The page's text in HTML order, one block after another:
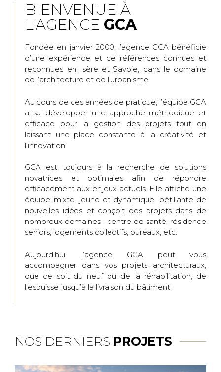
BIENVENUE À
L'AGENCE GCA
Fondée en janvier 2000, l’agence GCA bénéficie
d’une expérience et de références connues et
reconnues en Isère et Savoie, dans le domaine
de l’architecture et de l’urbanisme.
Au cours de ces années de pratique, l’équipe GCA
a su développer une approche méthodique et
efficace pour la gestion des projets tout en
laissant une place constante à la créativité et
l’innovation.
GCA est toujours à la recherche de solutions
novatrices et optimales afin de répondre
efficacement aux enjeux actuels. Elle affiche une
équipe mixte, jeune et dynamique, pétillante de
nouvelles idées et conçoit des projets dans de
nombreux domaines : centre de santé, résidence
seniors, logements collectifs, bureaux, etc.
Aujourd’hui, l’agence GCA peut vous
accompagner dans vos projets architecturaux,
que ce soit du neuf ou de la réhabilitation, de
l’esquisse jusqu’à la livraison du bâtiment.
NOS DERNIERS PROJETS